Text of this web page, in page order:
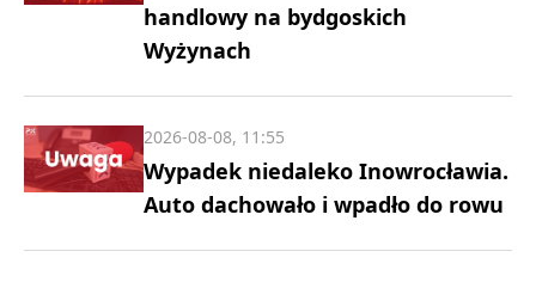
handlowy na bydgoskich
Wyżynach
Wypadek niedaleko Inowrocławia.
Auto dachowało i wpadło do rowu
2026-08-08, 11:55